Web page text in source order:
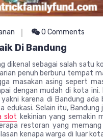
0 Comments
Di Bandung
dikenal sebagai salah satu
penuh berburu tempat
masakan asing sepert
dengan mudah di kota
karena di Bandung
Selain itu, Bandung
slot kekinian yang semakin
restoran yang
kenapa warga di luar